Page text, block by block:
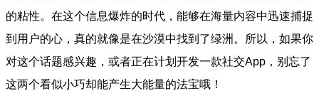
的粘性。在这个信息爆炸的时代，能够在海量内容中迅速捕捉
到用户的心，真的就像是在沙漠中找到了绿洲。所以，如果你
对这个话题感兴趣，或者正在计划开发一款社交App，别忘了
这两个看似小巧却能产生大能量的法宝哦！